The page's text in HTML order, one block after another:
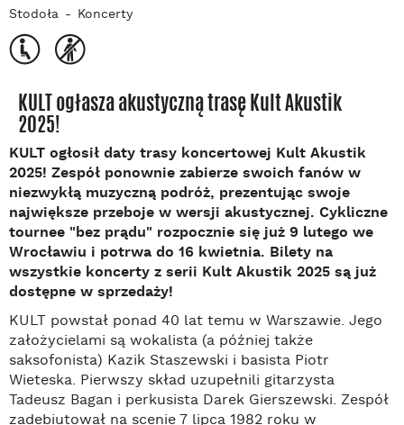
Stodoła Koncerty
KULT ogłasza akustyczną trasę Kult Akustik
2025!
KULT ogłosił daty trasy koncertowej Kult Akustik
2025! Zespół ponownie zabierze swoich fanów w
niezwykłą muzyczną podróż, prezentując swoje
największe przeboje w wersji akustycznej. Cykliczne
tournee "bez prądu" rozpocznie się już 9 lutego we
Wrocławiu i potrwa do 16 kwietnia. Bilety na
wszystkie koncerty z serii Kult Akustik 2025 są już
dostępne w sprzedaży!
KULT powstał ponad 40 lat temu w Warszawie. Jego
założycielami są wokalista (a później także
saksofonista) Kazik Staszewski i basista Piotr
Wieteska. Pierwszy skład uzupełnili gitarzysta
Tadeusz Bagan i perkusista Darek Gierszewski. Zespół
zadebiutował na scenie 7 lipca 1982 roku w